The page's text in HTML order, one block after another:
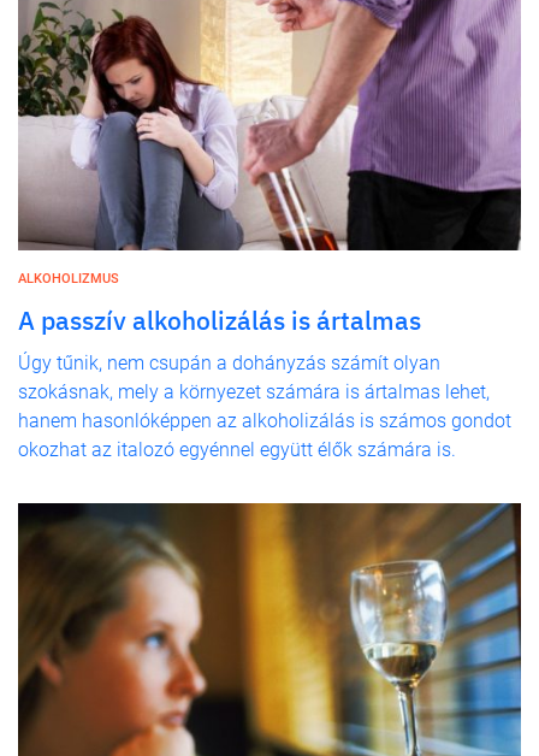
ALKOHOLIZMUS
A passzív alkoholizálás is ártalmas
Úgy tűnik, nem csupán a dohányzás számít olyan
szokásnak, mely a környezet számára is ártalmas lehet,
hanem hasonlóképpen az alkoholizálás is számos gondot
okozhat az italozó egyénnel együtt élők számára is.